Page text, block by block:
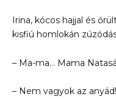
Irina, kócos hajjal és
kisfiú homlokán
– Ma-ma… Mama
– Nem vagyok az